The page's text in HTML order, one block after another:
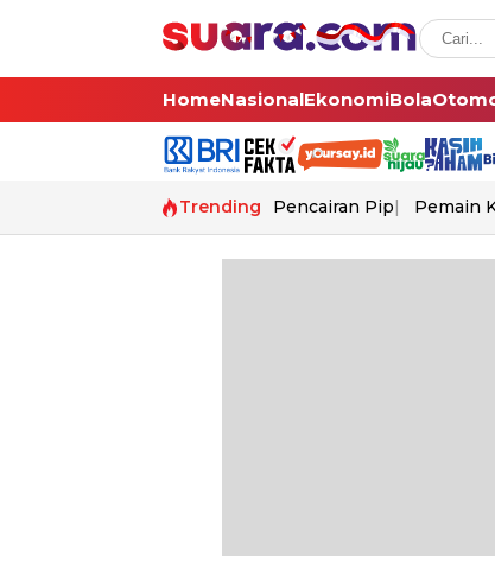
HomeNasionalEkonomiBola
Trending Pencairan Pip Pemain